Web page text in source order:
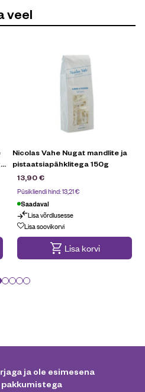
veel
Nicolas Vahe Nugat mandlite ja
pistaatsiapähklitega 150g
13,90€
Püsikliendi hind:13,21€
Saadaval
Lisa võrdlusesse
Lisa soovikorvi
Lisa korvi
ja ole esimesena